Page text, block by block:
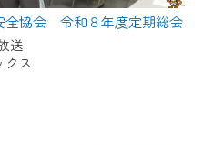
全協会 令和８年度定期総会
送
クス